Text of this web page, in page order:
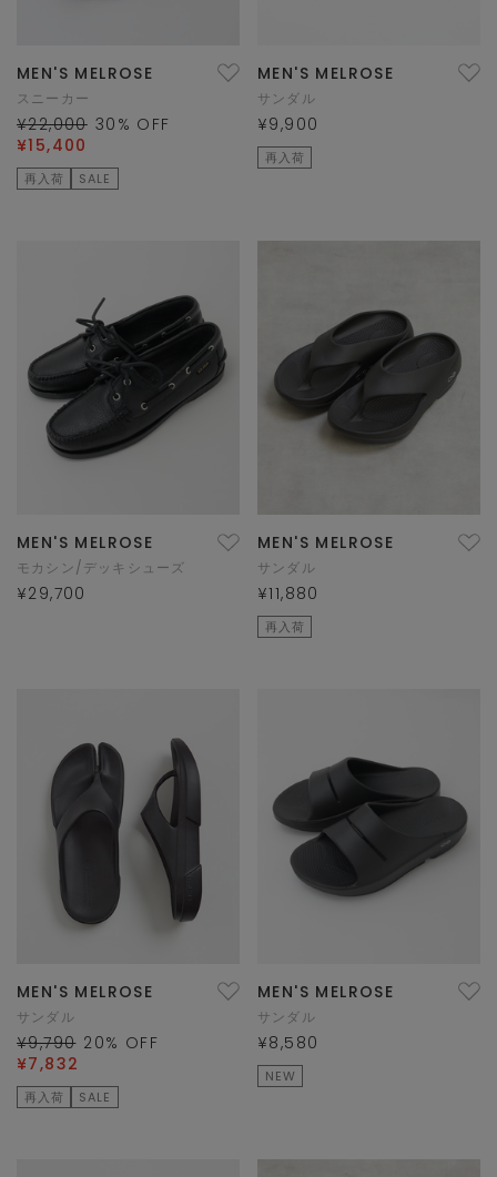
MEN'S MELROSE
スニーカー
¥22,000 30 % OFF
¥15,400
再入荷 SALE
MEN'S MELROSE
サンダル
¥9,900
再入荷
MEN'S MELROSE
モカシン/デッキシューズ
¥29,700
MEN'S MELROSE
サンダル
¥11,880
再入荷
MEN'S MELROSE
サンダル
¥9,790 20% OFF
¥7,832
再入荷 SALE
MEN'S MELROSE
サンダル
¥8,580
NEW